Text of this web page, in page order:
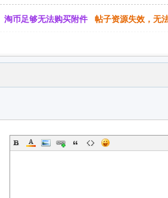
淘币足够无法购买附件 帖子资源失效，无